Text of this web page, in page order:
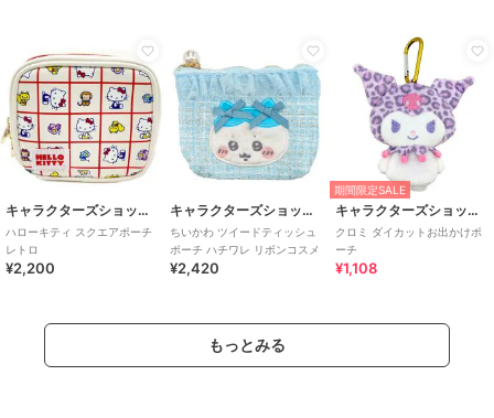
キャラクターズショップ ラフラフ
ハローキティ スクエアポーチ
レトロ
¥2,200
キャラクターズショップ ラフラフ
ちいかわ ツイードティッシュ
ポーチ ハチワレ リボンコスメ
¥2,420
期間限定SALE
キャラクターズショップ ラフラフ
クロミ ダイカットお出かけポ
ーチ
¥1,108
もっとみる